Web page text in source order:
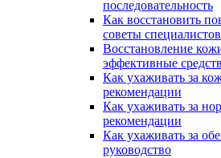
последовательность
Как восстановить
советы специалистов
Восстановление
эффективные
Как ухаживать за
рекомендации
Как ухаживать за
рекомендации
Как ухаживать за
руководство